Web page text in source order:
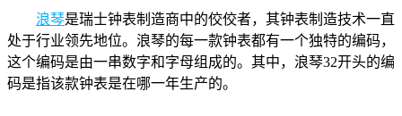
浪琴是瑞士钟表制造商中的佼佼者，其钟表制造技术一直
处于行业领先地位。浪琴的每一款钟表都有一个独特的编码，
这个编码是由一串数字和字母组成的。其中，浪琴32开头的编
码是指该款钟表是在哪一年生产的。